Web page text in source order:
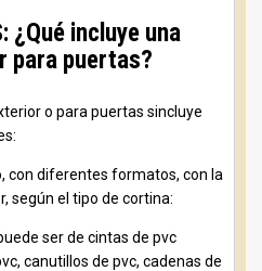
¿Qué incluye una
para puertas?
o para puertas sincluye
con diferentes formatos, con la
según el tipo de cortina:
ser de cintas de pvc
canutillos de pvc, cadenas de